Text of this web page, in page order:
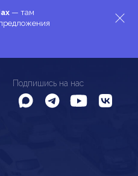
— там
Подпишись на нас